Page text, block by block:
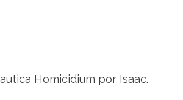
Homicidium por Isaac.